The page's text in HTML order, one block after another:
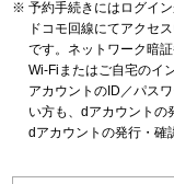
予約手続きにはログイン
ドコモ回線にてアクセ
です。ネットワーク暗
Wi-Fiまたはご自宅のイ
アカウントのID／パス
い方も、dアカウントの
dアカウントの発行・確